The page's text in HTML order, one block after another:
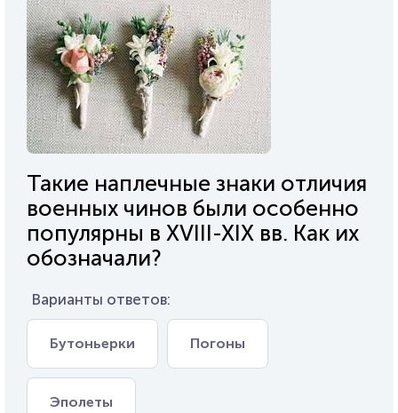
Такие наплечные знаки отличия
военных чинов были особенно
популярны в XVIII-XIX вв. Как их
обозначали?
Варианты ответов:
Бутоньерки Погоны
Эполеты